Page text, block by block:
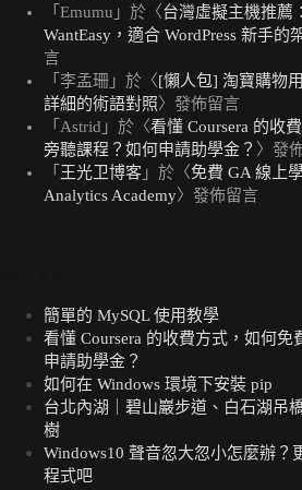
「 Emumu 」於〈台灣虛擬主機推薦
WantEasy，適合 WordPress 新手的
言
「 李孟珊 」於〈[懶人包] 淘寶購物
詳細的術語對照〉發佈留言
「 Astrid 」於〈看懂 Coursera 的收
旁聽課程？如何申請助學金？ 〉發
「 王光卫博客 」於〈免費 GA 線上
Analytics Academy〉發佈留言
簡單的 MySQL 使用教學
看懂 Coursera 的收費方式，如何免
申請助學金？
如何在 Windows 環境下安裝 pip
台北內湖｜碧山巖步道、白石湖吊
樹
Windows10 聲音忽大忽小怎麼辦？
程式吧